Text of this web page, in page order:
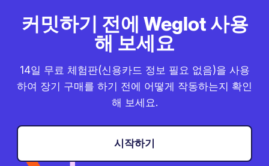
커밋하기 전에 Weglot 사용
해 보세요
14일 무료 체험판(신용카드 정보 필요 없음)을 사용
하여 장기 구매를 하기 전에 어떻게 작동하는지 확인
해 보세요.
시작하기